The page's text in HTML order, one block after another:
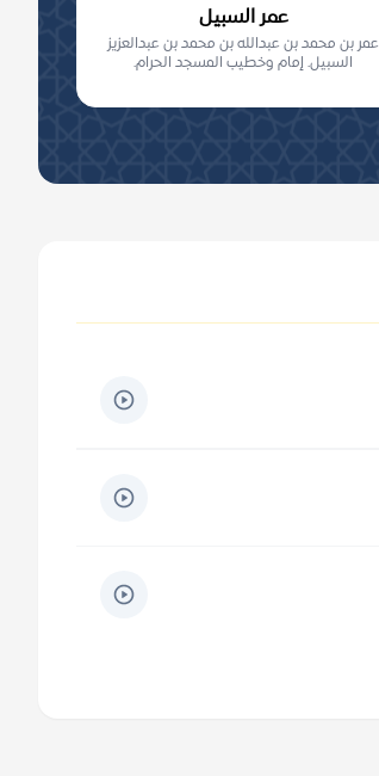
عمر السبيل
عمر بن محمد بن عبدالله بن محمد بن عبدالعزيز
السبيل. إمام وخطيب المسجد الحرام.